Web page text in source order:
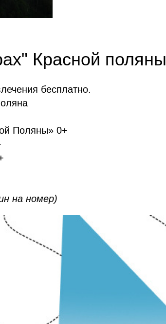
Красной поляны
бесплатно.
Поляны» 0+
на номер)